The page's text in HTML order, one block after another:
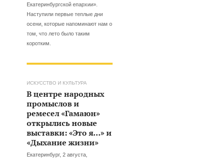
Екатеринбургской епархии».
Наступили первые теплые дни
осени, которые напоминают нам о
том, что лето было таким
коротким.
ИСКУССТВО И КУЛЬТУРА
В центре народных
промыслов и
ремесел «Гамаюн»
открылись новые
выставки: «Это я…» и
«Дыхание жизни»
Екатеринбург, 2 августа,